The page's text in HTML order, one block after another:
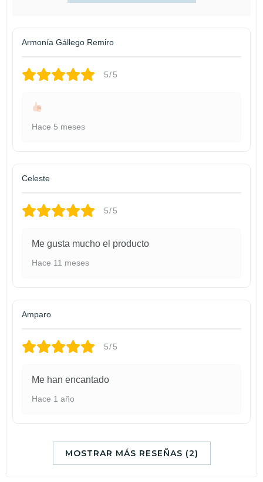
Armonía Gállego Remiro
5/5
Hace 5 meses
Celeste
5/5
Me gusta mucho el producto
Hace 11 meses
Amparo
5/5
Me han encantado
Hace 1 año
MOSTRAR MÁS RESEÑAS (2)